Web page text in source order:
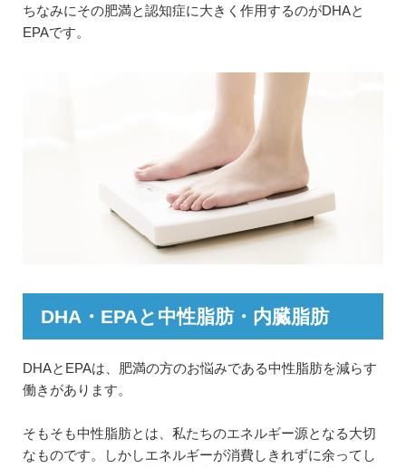
ちなみにその肥満と認知症に大きく作用するのがDHAと
EPAです。
DHA・EPAと中性脂肪・内臓脂肪
DHAとEPAは、肥満の方のお悩みである中性脂肪を減らす
働きがあります。
そもそも中性脂肪とは、私たちのエネルギー源となる大切
なものです。しかしエネルギーが消費しきれずに余ってし